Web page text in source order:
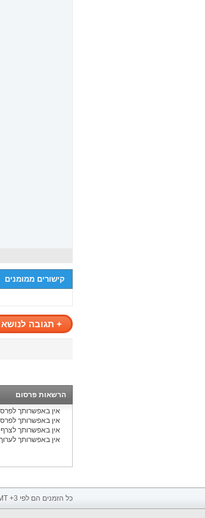
קישורים ממומנים
+ תגובה לנושא
הרשאות פרסום
אין באפשרותך
אין באפשרותך
אין באפשרותך
אין באפשרותך
כל הזמנים הם לפי GMT +3. השעה כרגע היא